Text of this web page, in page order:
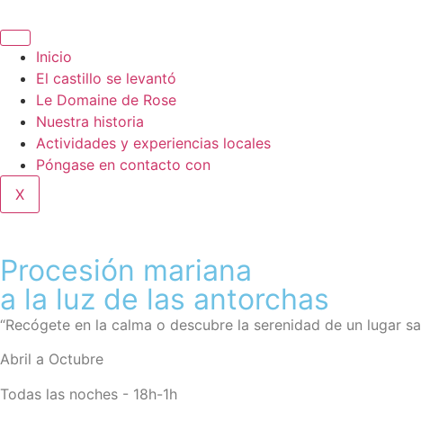
Inicio
El castillo se levantó
Le Domaine de Rose
Nuestra historia
Actividades y experiencias locales
Póngase en contacto con
X
Procesión mariana
a la luz de las antorchas
“Recógete en la calma o descubre la serenidad de un lugar
Abril a Octubre
Todas las noches - 18h-1h